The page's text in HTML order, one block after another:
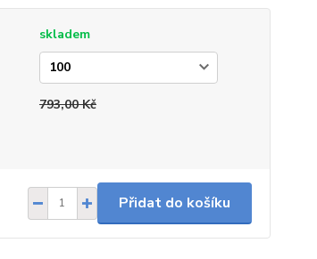
skladem
793,00 Kč
Přidat do košíku